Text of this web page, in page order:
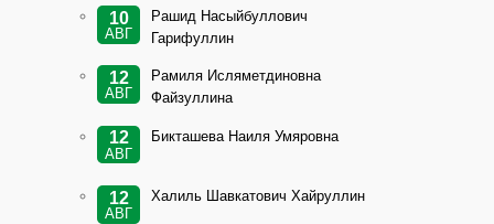
10
АВГ
Рашид Насыйбуллович
Гарифуллин
12
АВГ
Рамиля Исляметдиновна
Файзуллина
12
АВГ
Бикташева Наиля Умяровна
12
АВГ
Халиль Шавкатович Хайруллин